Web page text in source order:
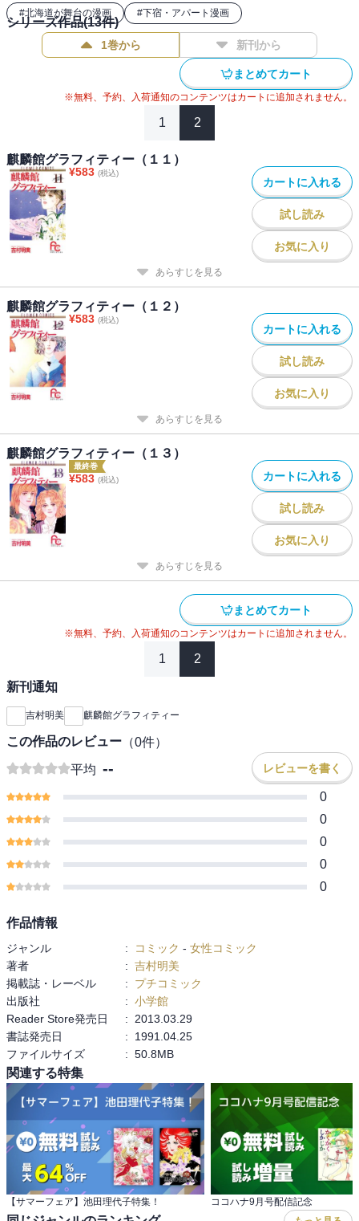
#北海道が舞台の漫画 #下宿・アパート漫画
シリーズ作品(13件)
1巻から 新刊から
まとめてカート
※無料、予約、入荷通知のコンテンツはカートに追加されません。
1 2
麒麟館グラフィティー（１１）
¥583 (税込)
カートに入れる
試し読み
お気に入り
あらすじを見る
麒麟館グラフィティー（１２）
¥583 (税込)
カートに入れる
試し読み
お気に入り
あらすじを見る
麒麟館グラフィティー（１３）
最終巻
¥583 (税込) カートに入れる
試し読み
お気に入り
あらすじを見る
まとめてカート
※無料、予約、入荷通知のコンテンツはカートに追加されません。
1 2
新刊通知
吉村明美 麒麟館グラフィティー
この作品のレビュー （0件）
平均 -- レビューを書く
0
0
0
0
0
作品情報
ジャンル : コミック - 女性コミック
著者
: 吉村明美
掲載誌・レーベル
:
プチコミック
出版社
: 小学館
Reader Store発売日
:
2013.03.29
書誌発売日
:
1991.04.25
ファイルサイズ
: 50.8MB
関連する特集
【サマーフェア】池田理代子特集！ ココハナ9月号配信記念